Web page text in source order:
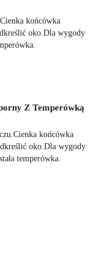
końcówka
oko.Dla wygody
Z Temperówką
końcówka
oko.Dla wygody
temperówka.